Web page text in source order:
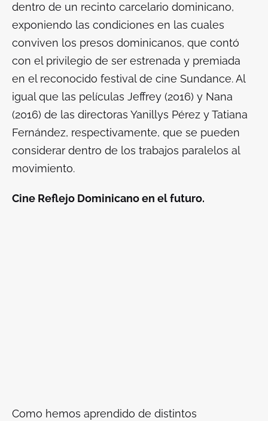
dentro de un recinto carcelario dominicano,
exponiendo las condiciones en las cuales
conviven los presos dominicanos, que contó
con el privilegio de ser estrenada y premiada
en el reconocido festival de cine Sundance. Al
igual que las películas Jeffrey (2016) y Nana
(2016) de las directoras Yanillys Pérez y Tatiana
Fernández, respectivamente, que se pueden
considerar dentro de los trabajos paralelos al
movimiento.
Cine Reflejo Dominicano en el futuro.
Como hemos aprendido de distintos